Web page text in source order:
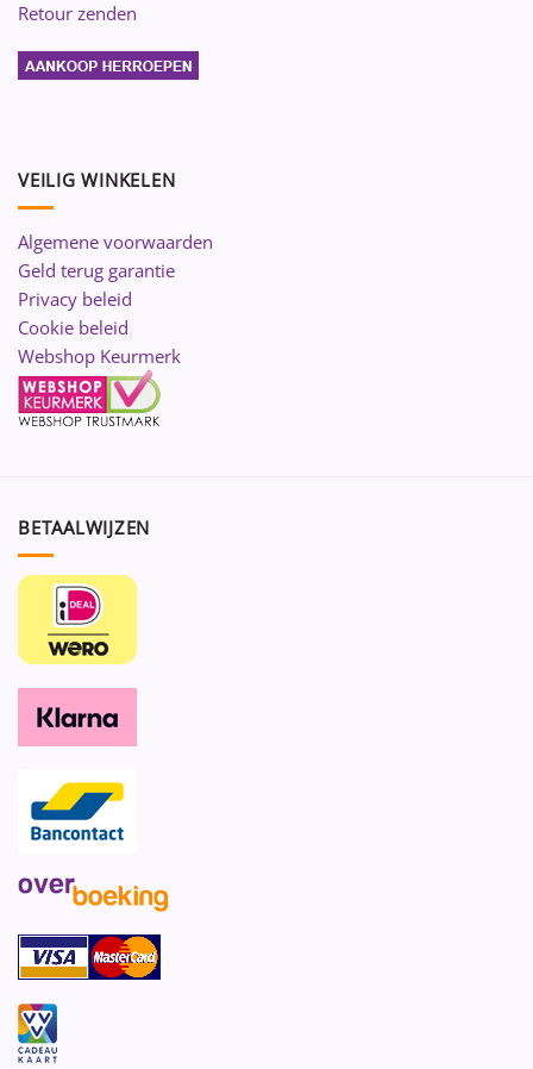
Retour zenden
VEILIG WINKELEN
Algemene voorwaarden
Geld terug garantie
Privacy beleid
Cookie beleid
Webshop Keurmerk
BETAALWIJZEN